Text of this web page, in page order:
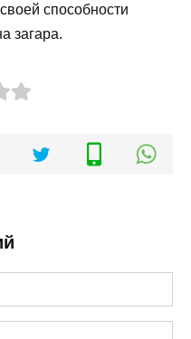
способности
загара.